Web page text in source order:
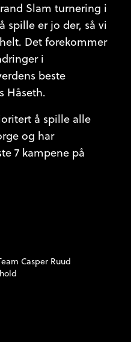
Slam turnering i
spille er jo der, så vi
Det forekommer
i
beste
Håseth.
å spille alle
og har
7 kampene på
Casper Ruud